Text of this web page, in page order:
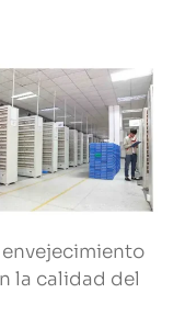
envejecimiento
la calidad del